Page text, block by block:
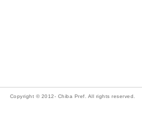
Copyright © 2012- Chiba Pref. All rights reserved.